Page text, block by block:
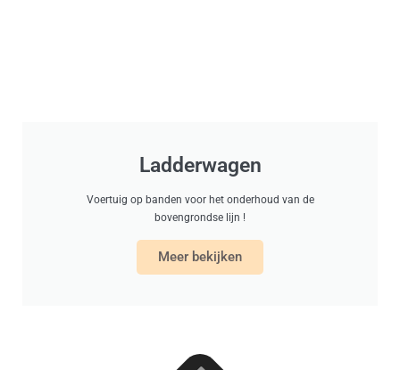
Ladderwagen
Voertuig op banden voor het onderhoud van de
bovengrondse lijn !
Meer bekijken